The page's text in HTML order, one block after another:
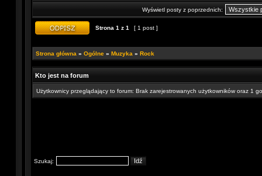
Wyświetl posty z poprzednich:
Strona 1 z 1 [ 1 post ]
Strona główna » Ogólne » Muzyka » Rock
Kto jest na forum
Użytkownicy przeglądający to forum: Brak zarejestrowanych użytkowników oraz 1
Szukaj: